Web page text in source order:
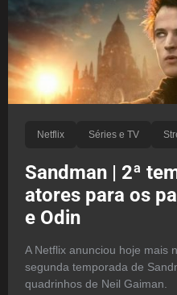
Netflix Séries e TV
Sandman | 2ª
atores para os
e Odin
A Netflix anunciou hoje mais
segunda temporada de
quadrinhos de Neil Gaiman.